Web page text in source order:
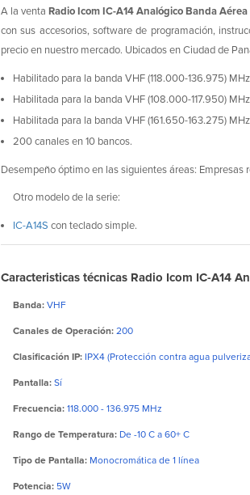
A la ventaRadio Icom IC-A14 Analógico Banda
con sus accesorios, software de programación,
precio en nuestro mercado. Ubicados en Ciudad de
Habilitado para la banda VHF (118.000-136.975)
Habilitada para la banda VHF (108.000-117.950)
Habilitada para la banda VHF (161.650-163.275)
200 canales en 10 bancos.
Desempeño óptimo en las siguientes áreas:
Otro modelo de la serie:
IC-A14S con teclado simple.
Caracteristicas técnicas Radio Icom IC-A14
Banda: VHF
Canales de Operación: 200
Clasificación IP: IPX4 (Protección contra agua
Pantalla: Sí
Frecuencia: 118.000 - 136.975 MHz
Rango de Temperatura: De -10 C a 60+ C
Tipo de Pantalla: Monocromática de 1 línea
Potencia: 5W